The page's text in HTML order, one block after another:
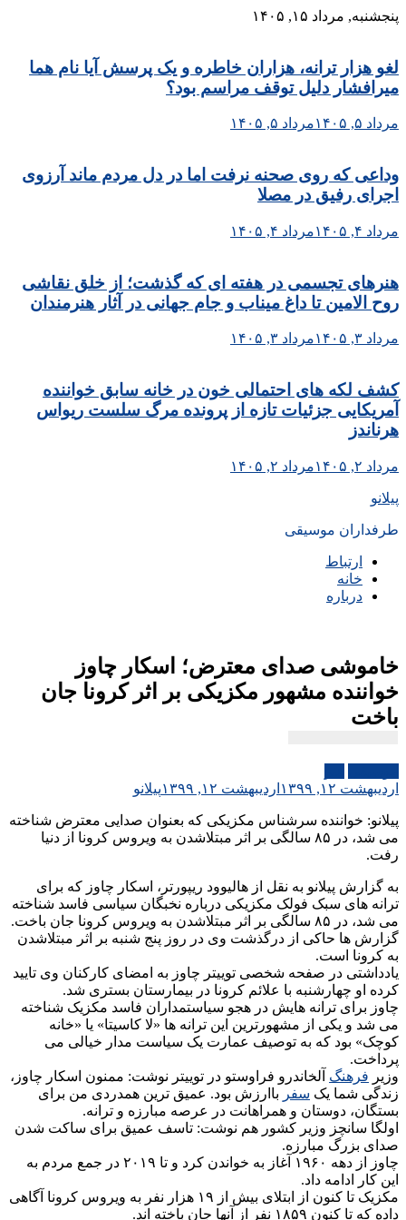
Skip
پنجشنبه, مرداد ۱۵, ۱۴۰۵
لغو هزار ترانه، هزاران خاطره و یک پرسش آیا نام هما
میرافشار دلیل توقف مراسم بود؟
مرداد ۵, ۱۴۰۵ مرداد ۵, ۱۴۰۵
وداعی که روی صحنه نرفت اما در دل مردم ماند آرزوی
اجرای رفیق در مصلا
مرداد ۴, ۱۴۰۵ مرداد ۴, ۱۴۰۵
هنرهای تجسمی در هفته ای که گذشت؛ از خلق نقاشی
روح الامین تا داغ میناب و جام جهانی در آثار هنرمندان
مرداد ۳, ۱۴۰۵ مرداد ۳, ۱۴۰۵
کشف لکه های احتمالی خون در خانه سابق خواننده
آمریکایی جزئیات تازه از پرونده مرگ سلست ریواس
هرناندز
مرداد ۲, ۱۴۰۵ مرداد ۲, ۱۴۰۵
پیلانو
طرفداران موسیقی
ارتباط
خانه
درباره
خاموشی صدای معترض؛ اسکار چاوز
خواننده مشهور مکزیکی بر اثر کرونا جان
باخت
اردیبهشت ۱۲, ۱۳۹۹
اردیبهشت ۱۲, ۱۳۹۹ پیلانو
پیلانو: خواننده سرشناس مکزیکی که بعنوان صدایی معترض شناخته
می شد، در ۸۵ سالگی بر اثر مبتلاشدن به ویروس کرونا از دنیا
رفت.
به گزارش پیلانو به نقل از هالیوود ریپورتر، اسکار چاوز که برای
ترانه های سبک فولک مکزیکی درباره نخبگان سیاسی فاسد شناخته
می شد، در ۸۵ سالگی بر اثر مبتلاشدن به ویروس کرونا جان باخت.
گزارش ها حاکی از درگذشت وی در روز پنج شنبه بر اثر مبتلاشدن
به کرونا است.
یادداشتی در صفحه شخصی توییتر چاوز به امضای کارکنان وی تایید
کرده او چهارشنبه با علائم کرونا در بیمارستان بستری شد.
چاوز برای ترانه هایش در هجو سیاستمداران فاسد مکزیک شناخته
می شد و یکی از مشهورترین این ترانه ها «لا کاسیتا» یا «خانه
کوچک» بود که به توصیف عمارت یک سیاست مدار خیالی می
پرداخت.
وزیر فرهنگ آلخاندرو فراوستو در توییتر نوشت: ممنون اسکار چاوز،
زندگی شما یک سفر باارزش بود. عمیق ترین همدردی من برای
بستگان، دوستان و همراهانت در عرصه مبارزه و ترانه.
اولگا سانچز وزیر کشور هم نوشت: تاسف عمیق برای ساکت شدن
صدای بزرگ مبارزه.
چاوز از دهه ۱۹۶۰ آغاز به خواندن کرد و تا ۲۰۱۹ در جمع مردم به
این کار ادامه داد.
مکزیک تا کنون از ابتلای بیش از ۱۹ هزار نفر به ویروس کرونا آگاهی
داده که تا کنون ۱۸۵۹ نفر از آنها جان باخته اند.